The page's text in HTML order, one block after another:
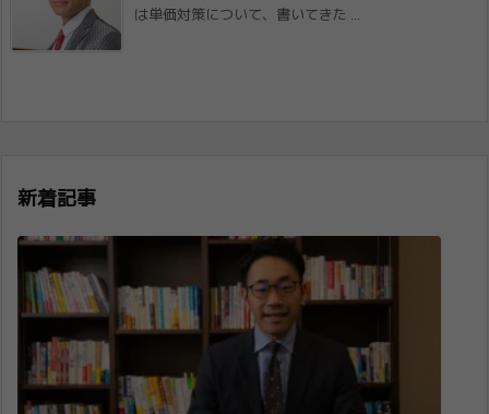
は単価対策について、書いてきた ...
新着記事